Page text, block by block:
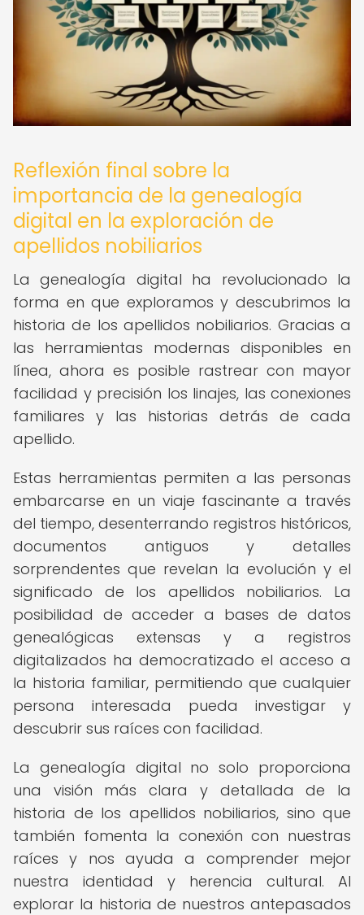
Reflexión final sobre la
importancia de la genealogía
digital en la exploración de
apellidos nobiliarios
La genealogía digital ha revolucionado la
forma en que exploramos y descubrimos la
historia de los apellidos nobiliarios. Gracias a
las herramientas modernas disponibles en
línea, ahora es posible rastrear con mayor
facilidad y precisión los linajes, las conexiones
familiares y las historias detrás de cada
apellido.
Estas herramientas permiten a las personas
embarcarse en un viaje fascinante a través
del tiempo, desenterrando registros históricos,
documentos antiguos y detalles
sorprendentes que revelan la evolución y el
significado de los apellidos nobiliarios. La
posibilidad de acceder a bases de datos
genealógicas extensas y a registros
digitalizados ha democratizado el acceso a
la historia familiar, permitiendo que cualquier
persona interesada pueda investigar y
descubrir sus raíces con facilidad.
La genealogía digital no solo proporciona
una visión más clara y detallada de la
historia de los apellidos nobiliarios, sino que
también fomenta la conexión con nuestras
raíces y nos ayuda a comprender mejor
nuestra identidad y herencia cultural. Al
explorar la historia de nuestros antepasados